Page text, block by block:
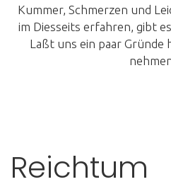
Kummer, Schmerzen und
im Diesseits erfahren, gibt
Laßt uns ein paar Gründe
Reichtum